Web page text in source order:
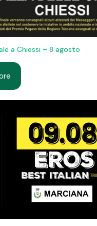
a Chiessi – 8 agosto